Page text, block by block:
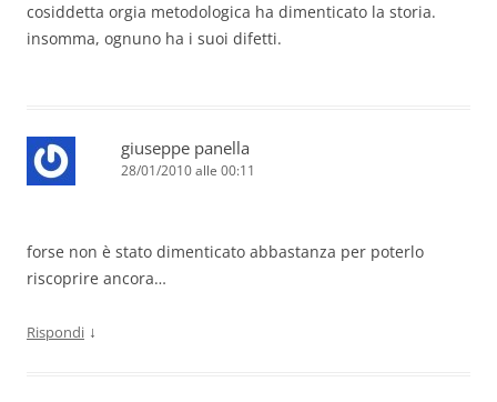
cosiddetta orgia metodologica ha dimenticato la storia.
insomma, ognuno ha i suoi difetti.
giuseppe panella
28/01/2010 alle 00:11
forse non è stato dimenticato abbastanza per poterlo
riscoprire ancora…
Rispondi ↓